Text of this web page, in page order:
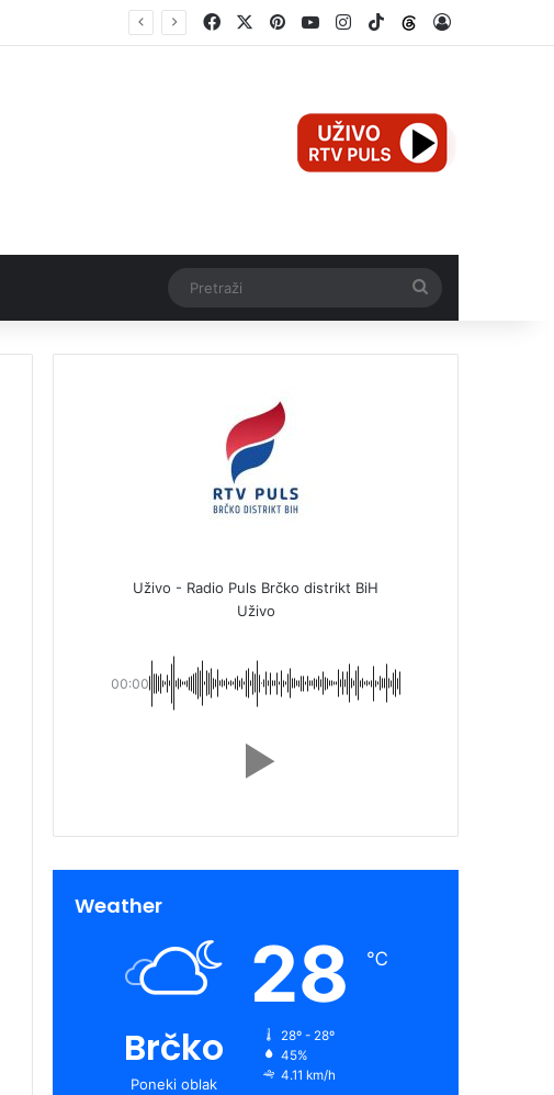
FacebookPinterestYouTubeInstagram
TikTokThreads
Uživo - Radio Puls Brčko distrikt BiH
Uživo
00:00
Weather
Brčko
Poneki oblak
28 ℃
28º - 28º
45%
4.11 km/h